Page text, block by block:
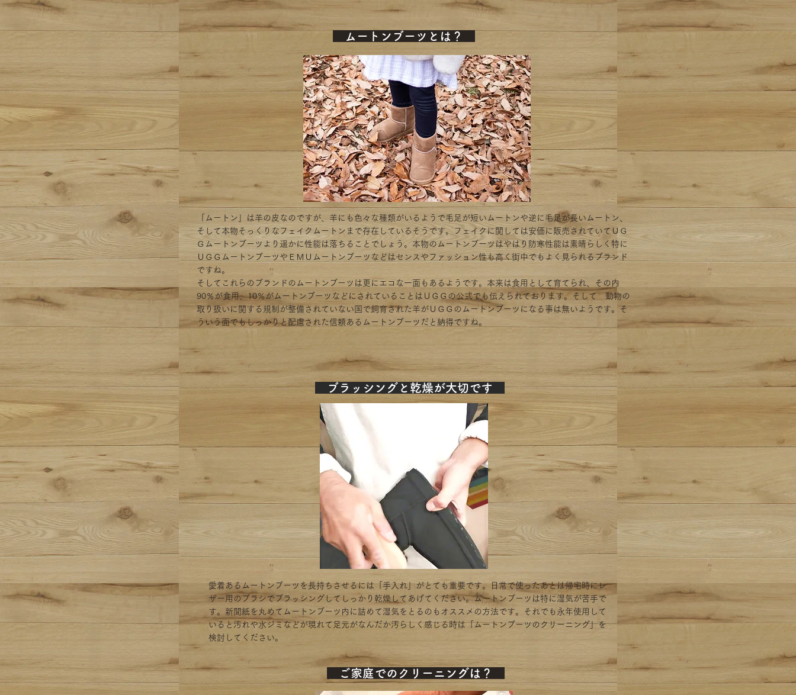
​ ムートンブーツとは？
「ムートン」は羊の皮なのですが、羊にも色々な種類がいるようで毛足が短いムートンや逆に毛足が長いムートン、
そして本物そっくりなフェイクムートンまで存在しているそうです。フェイクに関しては安価に販売されていてＵＧ
Ｇムートンブーツより遥かに性能は落ちることでしょう。本物のムートンブーツはやはり防寒性能は素晴らしく特に
ＵＧＧムートンブーツやＥＭＵムートンブーツなどはセンスやファッション性も高く街中でもよく見られるブランド
ですね。
そしてこれらのブランドのムートンブーツは更にエコな一面もあるようです。本来は食用として育てられ、その内
90％が食用、10％がムートンブーツなどにされていることはＵＧＧの公式でも伝えられております。そして 動物の
取り扱いに関する規制が整備されていない国で飼育された羊がＵＧＧのムートンブーツになる事は無いようです。そ
ういう面でもしっかりと配慮された信頼あるムートンブーツだと納得ですね。
​ ブラッシングと乾燥が大切です
愛着あるムートンブーツを長持ちさせるには「手入れ」がとても重要です。日常で使ったあとは帰宅時にレ
ザー用のブラシでブラッシングしてしっかり乾燥してあげてください。ムートンブーツは特に湿気が苦手で
す。新聞紙を丸めてムートンブーツ内に詰めて湿気をとるのもオススメの方法です。それでも永年使用して
いると汚れや水ジミなどが現れて足元がなんだか汚らしく感じる時は「ムートンブーツのクリーニング」を
検討してください。
​ ご家庭でのクリーニングは？